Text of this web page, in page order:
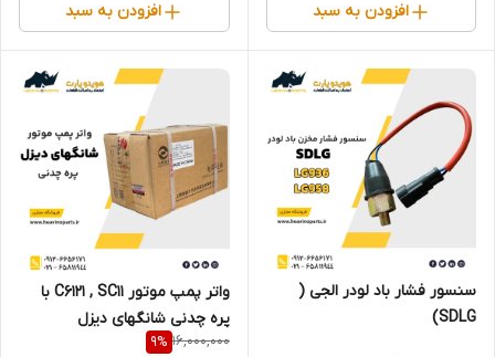
افزودن به سبد افزودن به سبد
سنسور فشار باد لودر الجی (
SDLG)
واتر پمپ موتور C6121 , SC11 با
پره چدنی شانگهای دیزل
16,000,000
9%